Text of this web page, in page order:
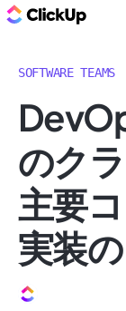
SOFTWARE TEAMS
のク
主要
実装